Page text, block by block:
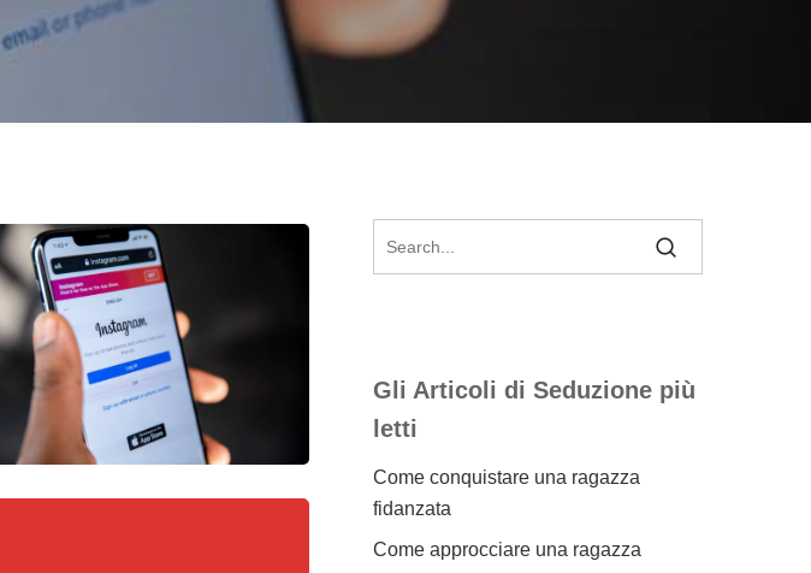
Gli Articoli di Seduzione più
letti
Come conquistare una ragazza
fidanzata
Come approcciare una ragazza